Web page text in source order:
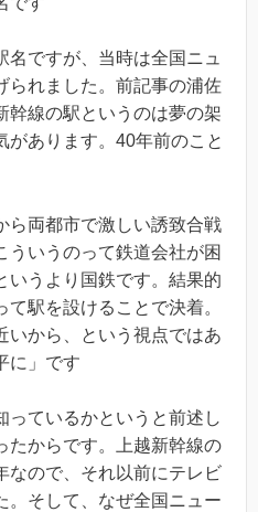
ですが、当時は全国ニュ
られました。前記事の浦佐
幹線の駅というのは夢の架
があります。40年前のこと
ら両都市で激しい誘致合戦
ういうのって鉄道会社が困
いうより国鉄です。結果的
駅を設けることで決着。
いから、という視点ではあ
に」です
っているかというと前述し
たからです。上越新幹線の
なので、それ以前にテレビ
。そして、なぜ全国ニュー